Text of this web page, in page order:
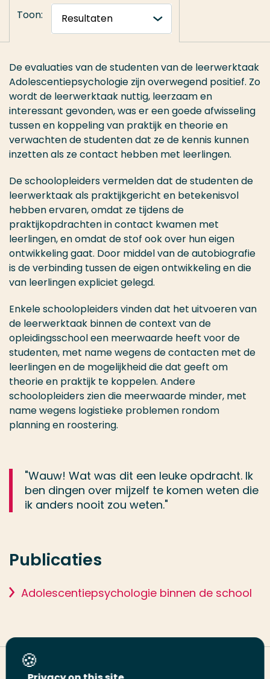
Toon:
De evaluaties van de studenten van de leerwerktaak
Adolescentiepsychologie zijn overwegend positief. Zo
wordt de leerwerktaak nuttig, leerzaam en
interessant gevonden, was er een goede afwisseling
tussen en koppeling van praktijk en theorie en
verwachten de studenten dat ze de kennis kunnen
inzetten als ze contact hebben met leerlingen.
De schoolopleiders vermelden dat de studenten de
leerwerktaak als praktijkgericht en betekenisvol
hebben ervaren, omdat ze tijdens de
praktijkopdrachten in contact kwamen met
leerlingen, en omdat de stof ook over hun eigen
ontwikkeling gaat. Door middel van de autobiografie
is de verbinding tussen de eigen ontwikkeling en die
van leerlingen expliciet gelegd.
Enkele schoolopleiders vinden dat het uitvoeren van
de leerwerktaak binnen de context van de
opleidingsschool een meerwaarde heeft voor de
studenten, met name wegens de contacten met de
leerlingen en de mogelijkheid die dat geeft om
theorie en praktijk te koppelen. Andere
schoolopleiders zien die meerwaarde minder, met
name wegens logistieke problemen rondom
planning en roostering.
"Wauw! Wat was dit een leuke opdracht. Ik
ben dingen over mijzelf te komen weten die
ik anders nooit zou weten."
Publicaties
Adolescentiepsychologie binnen de school
Deel deze pagina